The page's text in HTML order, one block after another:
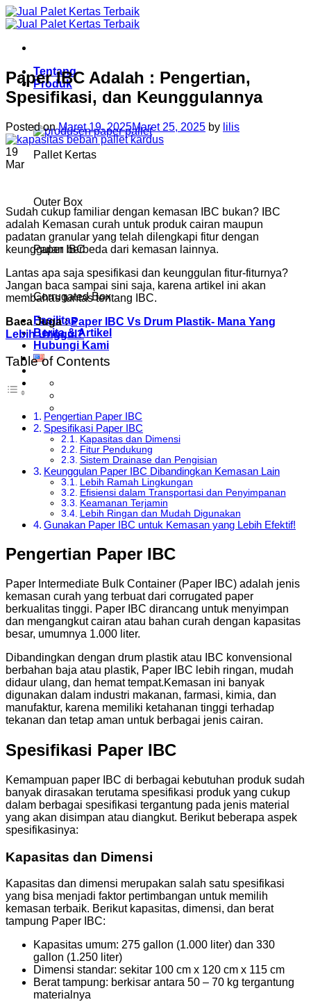
Skip
to
Tentang
Produk
Pallet Kertas
Outer Box
Paper IBC
Corrugated Box
Fasilitas
Berita & Artikel
Hubungi Kami
Paper IBC Adalah : Pengertian,
Spesifikasi, dan Keunggulannya
Posted onMaret 19, 2025Maret 25, 2025 by lilis
19
Mar
Sudah cukup familiar dengan kemasan IBC bukan? IBC
adalah Kemasan curah untuk produk cairan maupun
padatan granular yang telah dilengkapi fitur dengan
keunggulan berbeda dari kemasan lainnya.
Lantas apa saja spesifikasi dan keunggulan fitur-fiturnya?
Jangan baca sampai sini saja, karena artikel ini akan
membahas tuntas tentang IBC.
Baca Juga :Paper IBC Vs Drum Plastik- Mana Yang
Lebih Unggul?
Table of Contents
Pengertian Paper IBC
Spesifikasi Paper IBC
Kapasitas dan Dimensi
Fitur Pendukung
Sistem Drainase dan Pengisian
Keunggulan Paper IBC Dibandingkan Kemasan Lain
Lebih Ramah Lingkungan
Efisiensi dalam Transportasi dan Penyimpanan
Keamanan Terjamin
Lebih Ringan dan Mudah Digunakan
Gunakan Paper IBC untuk Kemasan yang Lebih Efektif!
Pengertian Paper IBC
Paper Intermediate Bulk Container (Paper IBC) adalah jenis
kemasan curah yang terbuat dari corrugated paper
berkualitas tinggi. Paper IBC dirancang untuk menyimpan
dan mengangkut cairan atau bahan curah dengan kapasitas
besar, umumnya 1.000 liter.
Dibandingkan dengan drum plastik atau IBC konvensional
berbahan baja atau plastik, Paper IBC lebih ringan, mudah
didaur ulang, dan hemat tempat.Kemasan ini banyak
digunakan dalam industri makanan, farmasi, kimia, dan
manufaktur, karena memiliki ketahanan tinggi terhadap
tekanan dan tetap aman untuk berbagai jenis cairan.
Spesifikasi Paper IBC
Kemampuan paper IBC di berbagai kebutuhan produk sudah
banyak dirasakan terutama spesifikasi produk yang cukup
dalam berbagai spesifikasi tergantung pada jenis material
yang akan disimpan atau diangkut. Berikut beberapa aspek
spesifikasinya:
Kapasitas dan Dimensi
Kapasitas dan dimensi merupakan salah satu spesifikasi
yang bisa menjadi faktor pertimbangan untuk memilih
kemasan terbaik. Berikut kapasitas, dimensi, dan berat
tampung Paper IBC:
Kapasitas umum: 275 gallon (1.000 liter) dan 330
gallon (1.250 liter)
Dimensi standar: sekitar 100 cm x 120 cm x 115 cm
Berat tampung: berkisar antara 50 – 70 kg tergantung
materialnya